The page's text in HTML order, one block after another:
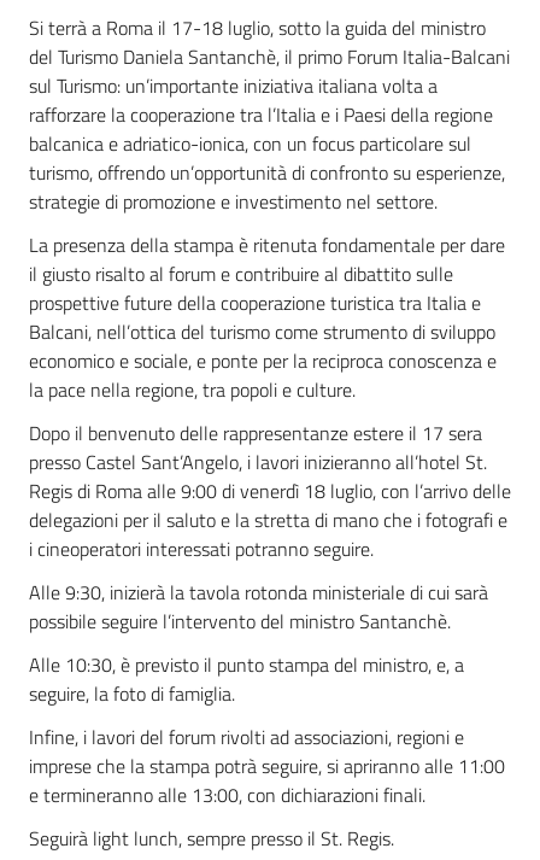
Si terrà a Roma il 17-18 luglio, sotto la guida del ministro
del Turismo Daniela Santanchè, il primo Forum Italia-Balcani
sul Turismo: un’importante iniziativa italiana volta a
rafforzare la cooperazione tra l’Italia e i Paesi della regione
balcanica e adriatico-ionica, con un focus particolare sul
turismo, offrendo un’opportunità di confronto su esperienze,
strategie di promozione e investimento nel settore.
La presenza della stampa è ritenuta fondamentale per dare
il giusto risalto al forum e contribuire al dibattito sulle
prospettive future della cooperazione turistica tra Italia e
Balcani, nell’ottica del turismo come strumento di sviluppo
economico e sociale, e ponte per la reciproca conoscenza e
la pace nella regione, tra popoli e culture.
Dopo il benvenuto delle rappresentanze estere il 17 sera
presso Castel Sant’Angelo, i lavori inizieranno all’hotel St.
Regis di Roma alle 9:00 di venerdì 18 luglio, con l’arrivo delle
delegazioni per il saluto e la stretta di mano che i fotografi e
i cineoperatori interessati potranno seguire.
Alle 9:30, inizierà la tavola rotonda ministeriale di cui sarà
possibile seguire l’intervento del ministro Santanchè.
Alle 10:30, è previsto il punto stampa del ministro, e, a
seguire, la foto di famiglia.
Infine, i lavori del forum rivolti ad associazioni, regioni e
imprese che la stampa potrà seguire, si apriranno alle 11:00
e termineranno alle 13:00, con dichiarazioni finali.
Seguirà light lunch, sempre presso il St. Regis.